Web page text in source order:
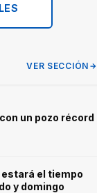
VER SECCIÓN
un pozo récord
el tiempo
y domingo